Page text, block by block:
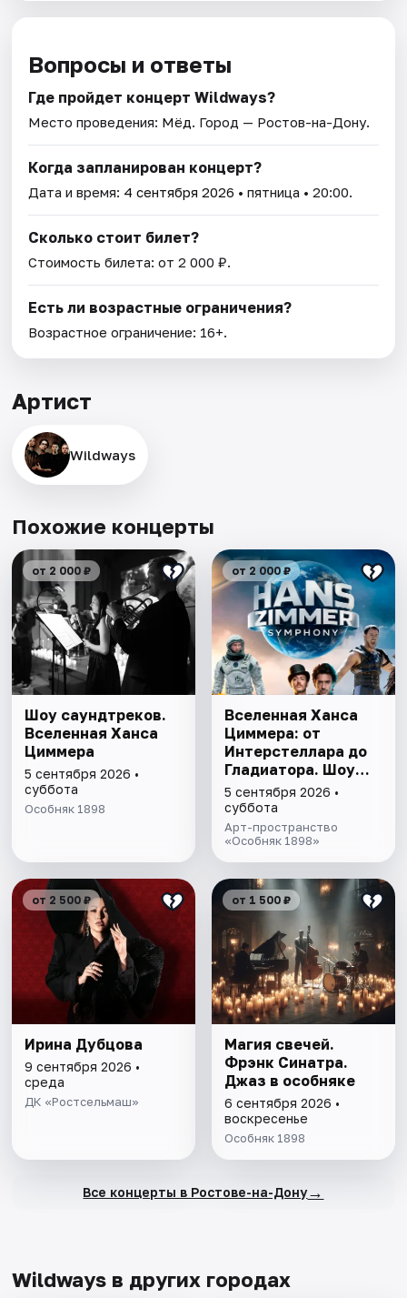
Вопросы и ответы
Где пройдет концерт Wildways?
Место проведения: Мёд. Город — Ростов-на-Дону.
Когда запланирован концерт?
Дата и время: 4 сентября 2026 • пятница • 20:00.
Сколько стоит билет?
Стоимость билета: от 2 000 ₽.
Есть ли возрастные ограничения?
Возрастное ограничение: 16+.
Артист
Wildways
Похожие концерты
от 2 000 ₽
Шоу саундтреков.
Вселенная Ханса
Циммера
5 сентября 2026 •
суббота
Особняк 1898
от 2 000 ₽
Вселенная Ханса
Циммера: от
Интерстеллара до
Гладиатора. Шоу
саундтреков
5 сентября 2026 •
суббота
Арт-пространство
«Особняк 1898»
от 2 500 ₽
Ирина Дубцова
9 сентября 2026 •
среда
ДК «Ростсельмаш»
от 1 500 ₽
Магия свечей.
Фрэнк Синатра.
Джаз в особняке
6 сентября 2026 •
воскресенье
Особняк 1898
Все концерты в Ростове-на-Дону→
Wildways в других городах